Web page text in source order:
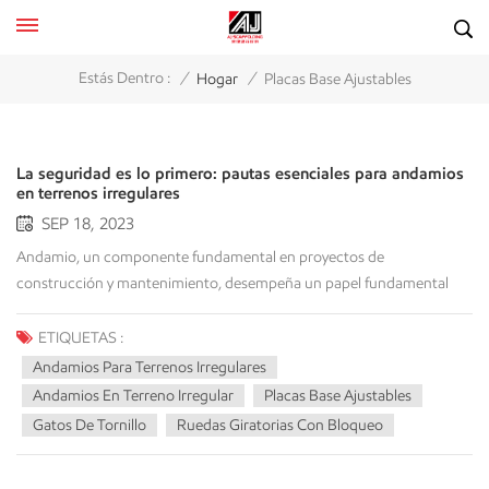
Estás Dentro : / Hogar / Placas Base Ajustables
La seguridad es lo primero: pautas esenciales para andamios
en terrenos irregulares
SEP 18, 2023
Andamio, un componente fundamental en proyectos de
construcción y mantenimiento, desempeña un papel fundamental
para garantizar la seguridad y la eficiencia. Al trabajar en terrenos
irregulares, los desafíos son únicos y exigen soluciones especializadas.
En este artículo, exploraremos las complejidades de... andamios para
terrenos irregulares, examinando sus tipos, instalación, medidas de
seguridad, beneficios y mucho más. Desafíos de los andamios
para superficies irregulares ¿Por qué es? andamios en terrenos
ETIQUETAS :
Andamios Para Terrenos Irregulares
Andamios En Terreno Irregular
Placas Base Ajustables
Gatos De Tornillo
Ruedas Giratorias Con Bloqueo